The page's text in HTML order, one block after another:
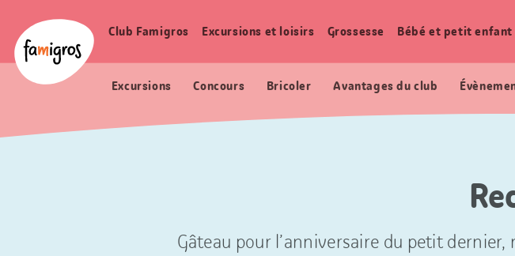
navigation
Logo
Navigation
Club Famigros Excursions et loisirs Grossesse Bébé et petit enfant
Excursions Concours Bricoler Avantages du club
Gâteau pour l’anniversaire du petit